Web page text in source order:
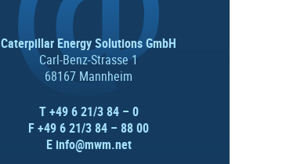
Caterpillar Energy Solutions GmbH
Carl-Benz-Strasse 1
68167 Mannheim
T +49 6 21/3 84 – 0
F +49 6 21/3 84 – 88 00
E info@mwm.net